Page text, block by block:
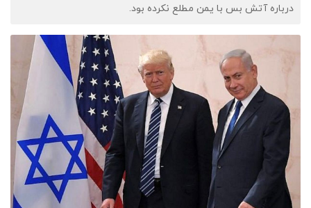
درباره آتش بس با یمن مطلع نکرده بود.